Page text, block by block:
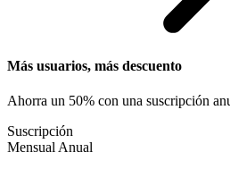
Más usuarios, más descuento
Ahorra un 50% con una suscripción
Suscripción
Mensual Anual